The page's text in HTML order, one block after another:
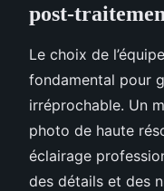
post-
Le choix de
fondamental pour
irréprochable. Un
photo de haute
éclairage
des détails et des